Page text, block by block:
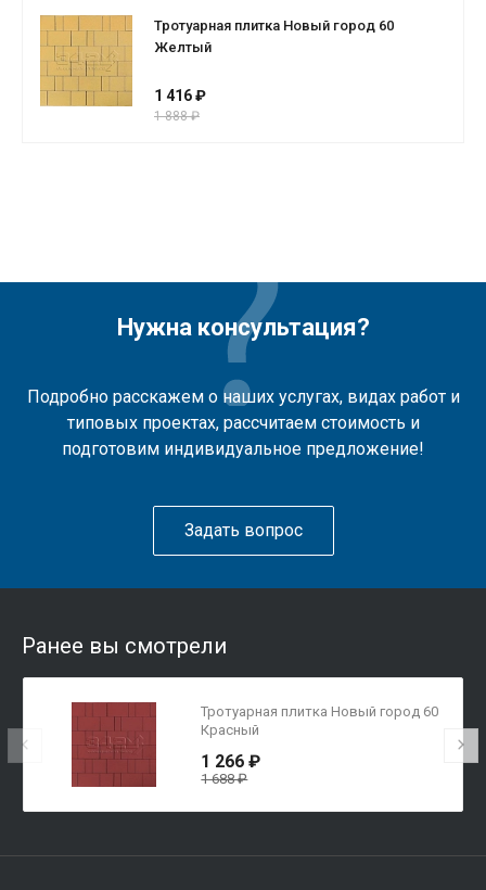
Тротуарная плитка Новый город 60
Желтый
1 416 ₽
1 888 ₽
Нужна консультация?
Подробно расскажем о наших услугах, видах работ и
типовых проектах, рассчитаем стоимость и
подготовим индивидуальное предложение!
Задать вопрос
Ранее вы смотрели
Тротуарная плитка Новый город 60
Красный
1 266 ₽
1 688 ₽